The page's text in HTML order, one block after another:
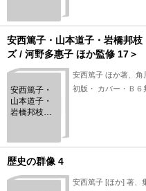
安西篤子・山本道子・岩橋邦
ズ / 河野多惠子 ほか監修 17＞
安西篤子・
山本道子・
岩橋邦枝・
シリーズ / 河
野多惠子 ほ
か監修 17＞
安西篤子 ほか著、角
初版・ カバー・Ｂ６
歴史の群像 4
安西篤子 [ほか] 著、